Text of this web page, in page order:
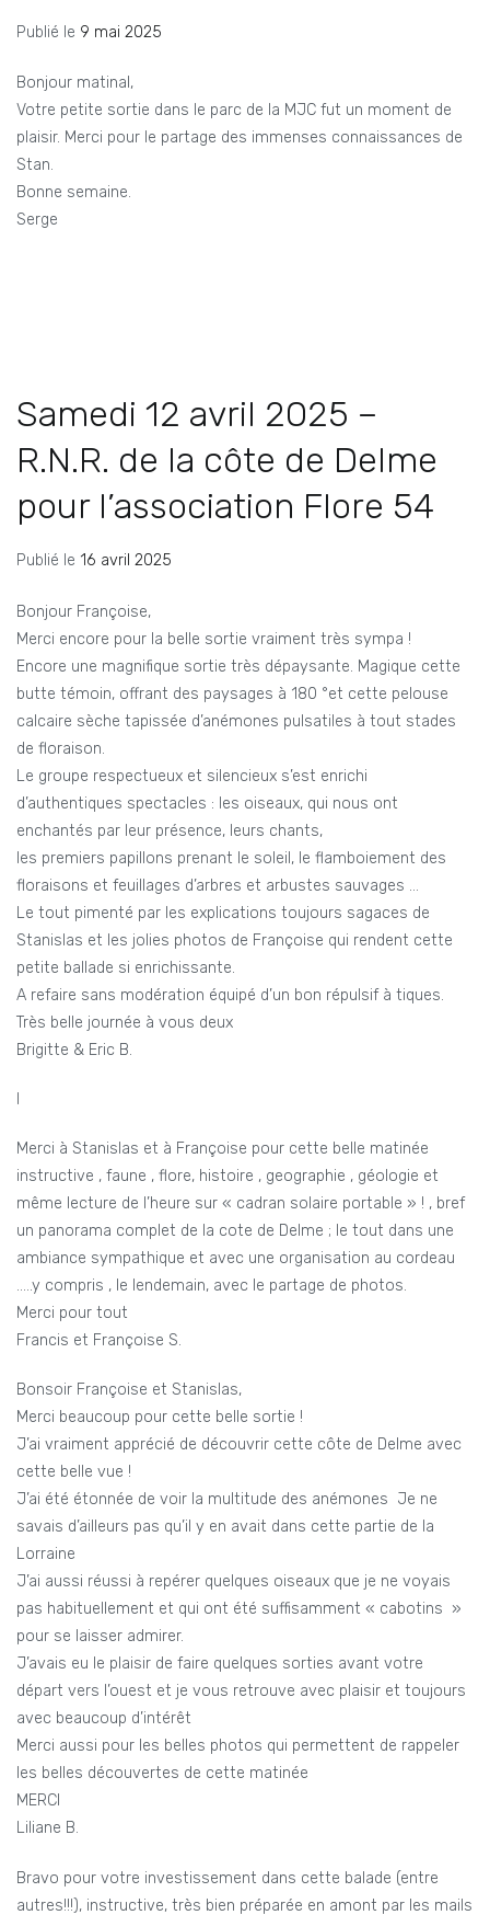
Publié le 9 mai 2025
Bonjour matinal,
Votre petite sortie dans le parc de la MJC fut un moment de
plaisir. Merci pour le partage des immenses connaissances de
Stan.
Bonne semaine.
Serge
Samedi 12 avril 2025 –
R.N.R. de la côte de Delme
pour l’association Flore 54
Publié le 16 avril 2025
Bonjour Françoise,
Merci encore pour la belle sortie vraiment très sympa !
Encore une magnifique sortie très dépaysante. Magique cette
butte témoin, offrant des paysages à 180 °et cette pelouse
calcaire sèche tapissée d’anémones pulsatiles à tout stades
de floraison.
Le groupe respectueux et silencieux s’est enrichi
d’authentiques spectacles : les oiseaux, qui nous ont
enchantés par leur présence, leurs chants,
les premiers papillons prenant le soleil, le flamboiement des
floraisons et feuillages d’arbres et arbustes sauvages …
Le tout pimenté par les explications toujours sagaces de
Stanislas et les jolies photos de Françoise qui rendent cette
petite ballade si enrichissante.
A refaire sans modération équipé d’un bon répulsif à tiques.
Très belle journée à vous deux
Brigitte & Eric B.
Merci à Stanislas et à Françoise pour cette belle matinée
instructive , faune , flore, histoire , geographie , géologie et
même lecture de l’heure sur « cadran solaire portable » ! , bref
un panorama complet de la cote de Delme ; le tout dans une
ambiance sympathique et avec une organisation au cordeau
…..y compris , le lendemain, avec le partage de photos.
Merci pour tout
Francis et Françoise S.
Bonsoir Françoise et Stanislas,
Merci beaucoup pour cette belle sortie !
J’ai vraiment apprécié de découvrir cette côte de Delme avec
cette belle vue !
J’ai été étonnée de voir la multitude des anémones Je ne
savais d’ailleurs pas qu’il y en avait dans cette partie de la
Lorraine
J’ai aussi réussi à repérer quelques oiseaux que je ne voyais
pas habituellement et qui ont été suffisamment « cabotins »
pour se laisser admirer.
J’avais eu le plaisir de faire quelques sorties avant votre
départ vers l’ouest et je vous retrouve avec plaisir et toujours
avec beaucoup d’intérêt
Merci aussi pour les belles photos qui permettent de rappeler
les belles découvertes de cette matinée
MERCI
Liliane B.
Bravo pour votre investissement dans cette balade (entre
autres!!!), instructive, très bien préparée en amont par les mails